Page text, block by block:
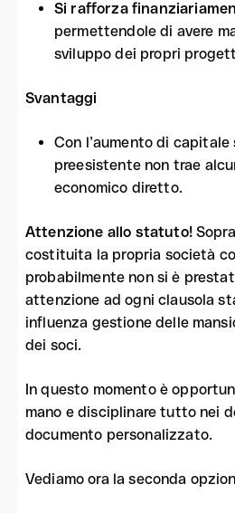
Si rafforza
permettendole di avere
sviluppo dei propri
Svantaggi
Con l’aumento di
preesistente non trae
economico diretto.
Attenzione allo statuto!
costituita la propria società
probabilmente non si è
attenzione ad ogni clausola
influenza gestione delle
dei soci.
In questo momento è
mano e disciplinare tutto nei
documento personalizzato.
Vediamo ora la seconda